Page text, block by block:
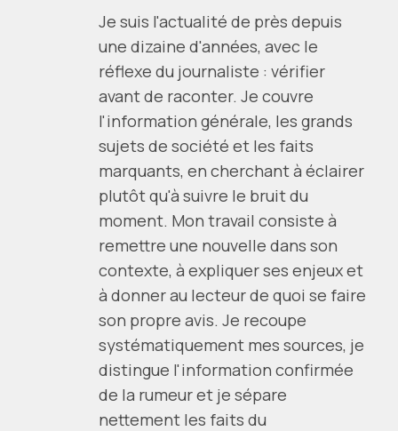
Je suis l'actualité de près depuis
une dizaine d'années, avec le
réflexe du journaliste : vérifier
avant de raconter. Je couvre
l'information générale, les grands
sujets de société et les faits
marquants, en cherchant à éclairer
plutôt qu'à suivre le bruit du
moment. Mon travail consiste à
remettre une nouvelle dans son
contexte, à expliquer ses enjeux et
à donner au lecteur de quoi se faire
son propre avis. Je recoupe
systématiquement mes sources, je
distingue l'information confirmée
de la rumeur et je sépare
nettement les faits du